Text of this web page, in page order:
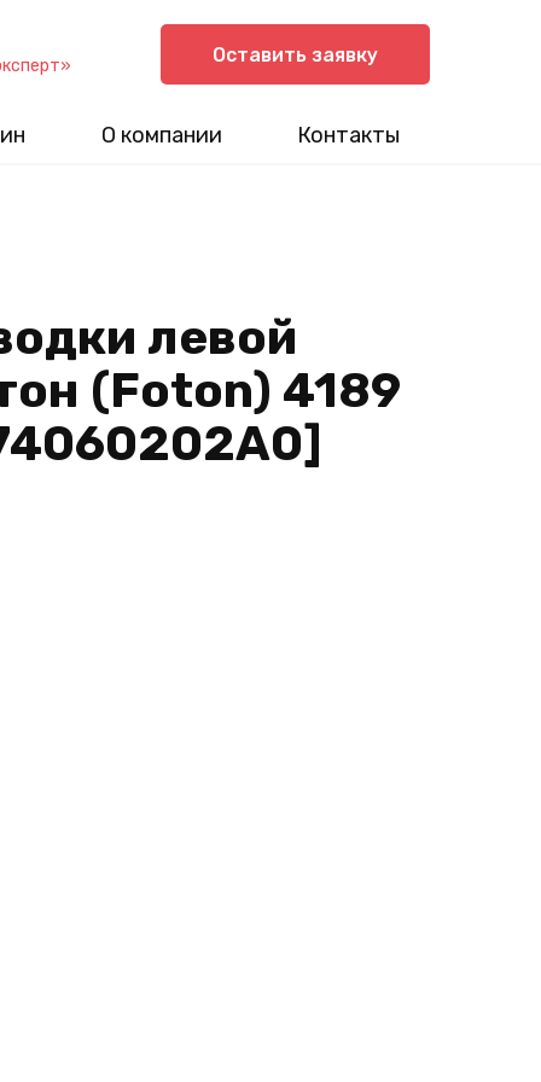
О компании Контакты
Оставить заявку
левой
(Foton) 4189